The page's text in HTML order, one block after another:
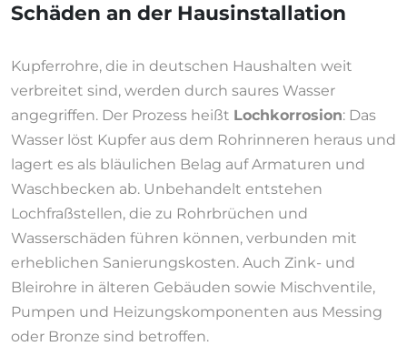
Schäden an der Hausinstallation
Kupferrohre, die in deutschen Haushalten weit
verbreitet sind, werden durch saures Wasser
angegriffen. Der Prozess heißt Lochkorrosion: Das
Wasser löst Kupfer aus dem Rohrinneren heraus und
lagert es als bläulichen Belag auf Armaturen und
Waschbecken ab. Unbehandelt entstehen
Lochfraßstellen, die zu Rohrbrüchen und
Wasserschäden führen können, verbunden mit
erheblichen Sanierungskosten. Auch Zink- und
Bleirohre in älteren Gebäuden sowie Mischventile,
Pumpen und Heizungskomponenten aus Messing
oder Bronze sind betroffen.